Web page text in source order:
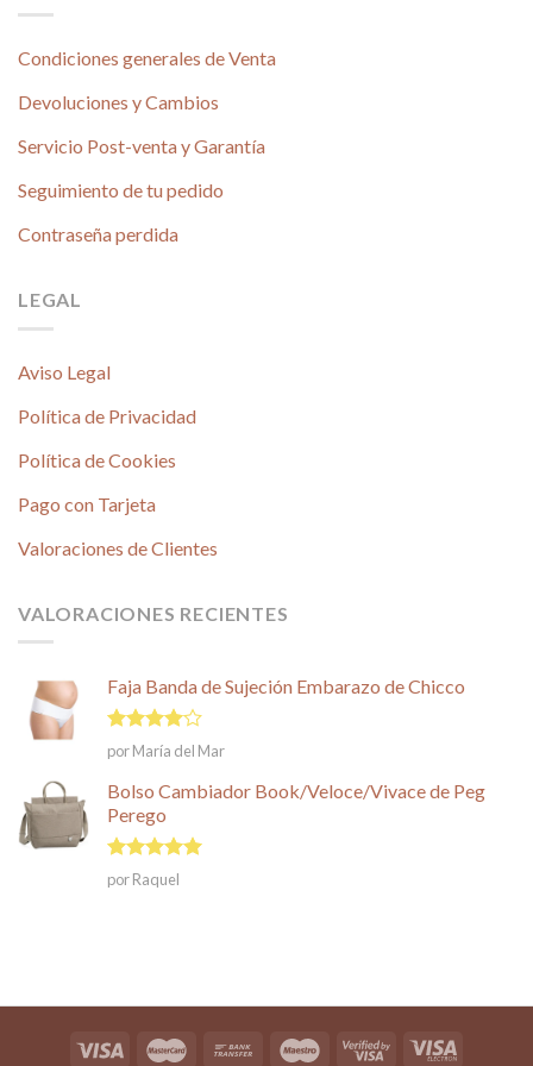
Condiciones generales de Venta
Devoluciones y Cambios
Servicio Post-venta y Garantía
Seguimiento de tu pedido
Contraseña perdida
LEGAL
Aviso Legal
Política de Privacidad
Política de Cookies
Pago con Tarjeta
Valoraciones de Clientes
VALORACIONES RECIENTES
Faja Banda de Sujeción Embarazo de Chicco
Valorado
en
5
por María del Mar
Bolso Cambiador Book/Veloce/Vivace de Peg
Perego
Valorado en
5
de 5
por Raquel